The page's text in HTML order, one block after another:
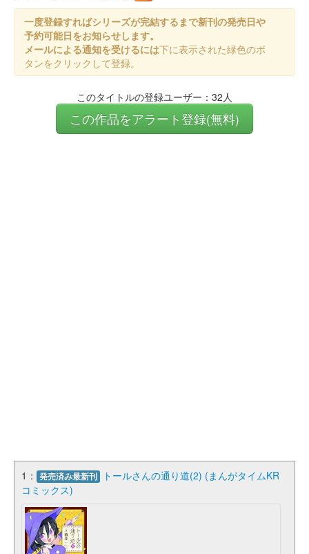
一度登録すればシリーズが完結するまで新刊の発売日や
予約可能日をお知らせします。
メールによる通知を受けるには下に表示された緑色のボ
タンをクリックして登録。
このタイトルの登録ユーザー：32人
この作品をアラート登録(無料)
1： 発売済み最新刊
トールさんの通り道(2) (まんがタイムKR
コミックス)